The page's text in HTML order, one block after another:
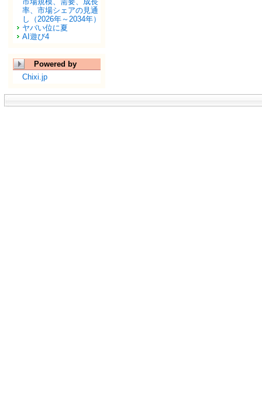
率、市場シェアの見通
し（2026年～2034年）
ヤバい位に夏
AI遊び4
Powered by
Chixi.jp